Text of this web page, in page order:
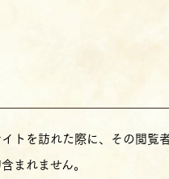
トを訪れた際に、その閲覧
まれません。